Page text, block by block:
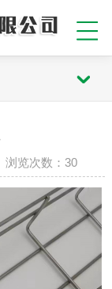
浏览次数：30